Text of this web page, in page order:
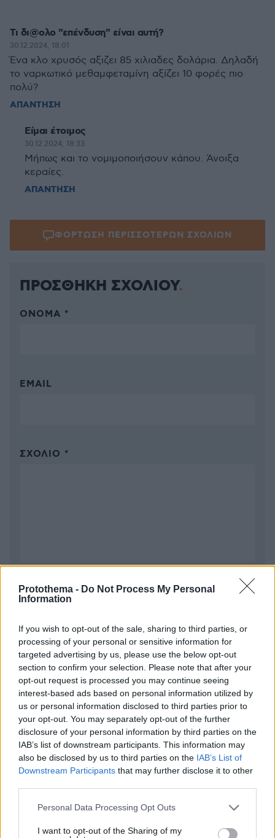
Protothema - Do Not Process My Personal
Information
If you wish to opt-out of the sale, sharing to third parties, or
processing of your personal or sensitive information for
targeted advertising by us, please use the below opt-out
section to confirm your selection. Please note that after your
opt-out request is processed you may continue seeing
interest-based ads based on personal information utilized by
us or personal information disclosed to third parties prior to
your opt-out. You may separately opt-out of the further
disclosure of your personal information by third parties on the
IAB’s list of downstream participants. This information may
also be disclosed by us to third parties on the IAB’s List of
Downstream Participants that may further disclose it to other
Please note that this website/app uses one or more Google
not limited to your visit or usage behaviour. You may click to
Personal Data Processing Opt Outs
I want to opt-out of the Sharing of my
Τι δι@ολο "επένδυση" είναι αυτή?
30.12.2024, 18:01
Ένα κλο χρυσός αξιζει 85 χιλιαδες δολάρια. Δηλαδή
το ναρκωτικό μεθαμφεταμίνη αξίζει 10 φορές πιο
πολύ?
ΑΠΑΝΤΗΣΗ
Είμαι έτοιμος
30.12.2024, 18:33
Μήπως και το νομιμοποιήσουν κάπου. Άνοιξα
κεραίες.
ΑΠΑΝΤΗΣΗ
ΦΟΡΤΩΣΗ ΠΕΡΙΣΣΟΤΕΡΩΝ ΣΧΟΛΙΩΝ
ΠΡΟΣΘΗΚΗ ΣΧΟΛΙΟΥ
ΌΝΟΜΑ *
EMAIL
ΣΧΌΛΙΟ *
* Υποχρεωτικά πεδία
ΡΟΗ ΕΙΔΗΣΕΩΝ
Ειδήσεις Δημοφιλή Σχολιασμένα
Δραματική διάσωση στην Κίνα: Φορτηγό έπεσε πάνω σε
αυτοκίνητο και το σκέπασε με κάρβουνα, τον οδηγό